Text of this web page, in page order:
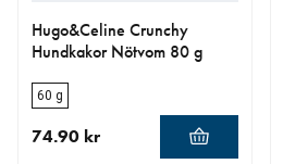
Hugo&Celine Crunchy
Hundkakor Nötvom 80 g
60 g
74.90 kr